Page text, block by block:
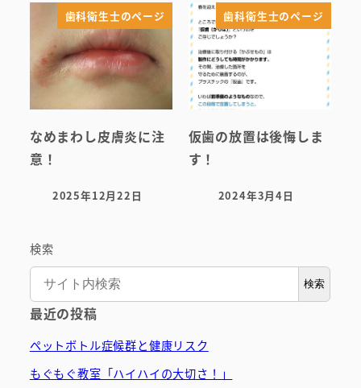
歯科衛生士のページ
なめまわし皮膚炎に注
意！
投稿日
2025年12月22日
歯科衛生士のページ
仮歯の放置は後悔しま
す！
投稿日
2024年3月4日
検索
検索
最近の投稿
ペットボトル症候群と健康リスク
もぐもぐ教室「ハイハイの大切さ！」